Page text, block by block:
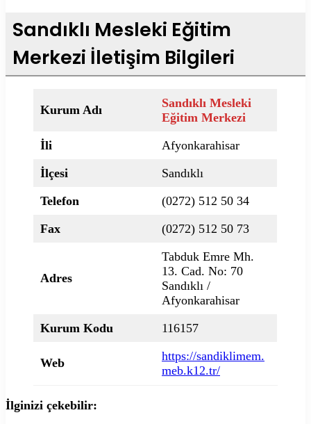
Sandıklı Mesleki Eğitim
Merkezi İletişim Bilgileri
Kurum Adı
Sandıklı Mesleki
Eğitim Merkezi
İli
Afyonkarahisar
İlçesi
Sandıklı
Telefon
(0272) 512 50 34
Fax
(0272) 512 50 73
Adres
Tabduk Emre Mh.
13. Cad. No: 70
Sandıklı /
Afyonkarahisar
Kurum Kodu
116157
Web
https://sandiklimem.
meb.k12.tr/
İlginizi çekebilir: